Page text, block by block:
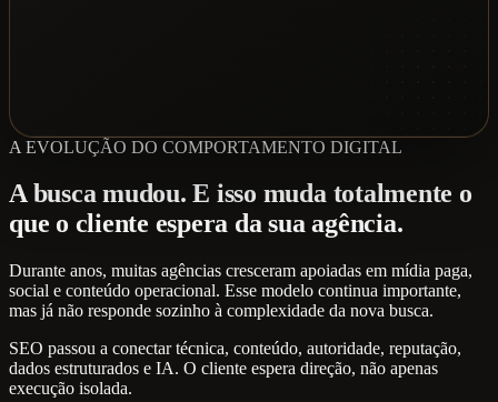
A EVOLUÇÃO DO COMPORTAMENTO DIGITAL
A busca mudou. E isso muda totalmente o
que o cliente espera da sua agência.
Durante anos, muitas agências cresceram apoiadas em mídia paga,
social e conteúdo operacional. Esse modelo continua importante,
mas já não responde sozinho à complexidade da nova busca.
SEO passou a conectar técnica, conteúdo, autoridade, reputação,
dados estruturados e IA. O cliente espera direção, não apenas
execução isolada.